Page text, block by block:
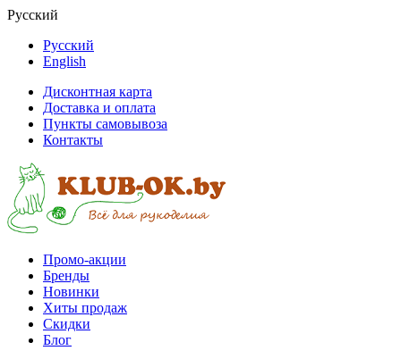
Русский
Русский
English
Дисконтная карта
Доставка и оплата
Пункты самовывоза
Контакты
Промо-акции
Бренды
Новинки
Хиты продаж
Скидки
Блог